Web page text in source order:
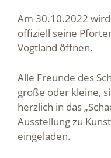
Am 30.10.2022
offiziell seine
Vogtland öffnen.
Alle Freunde des
große oder kleine,
herzlich in das
Ausstellung zu
eingeladen.